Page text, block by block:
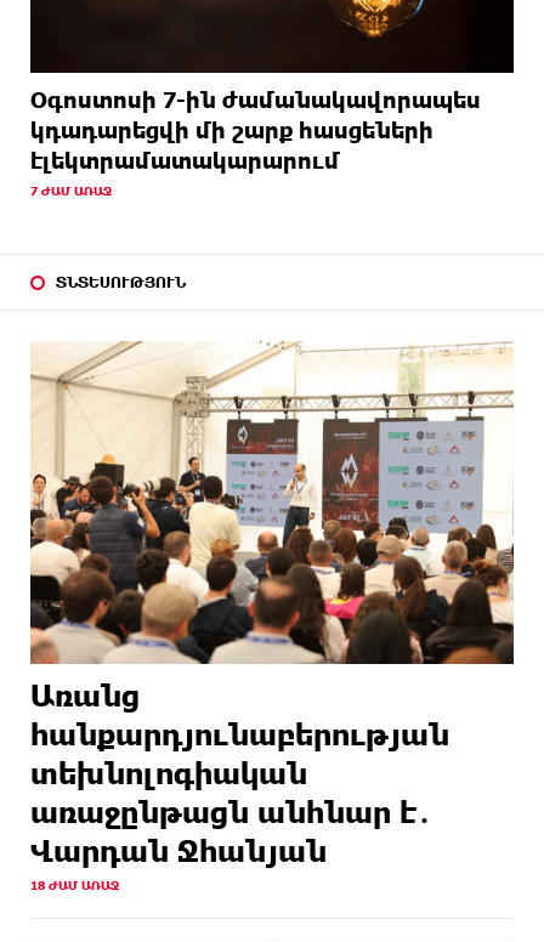
Օգոստոսի 7-ին ժամանակավորապես
կդադարեցվի մի շարք հասցեների
էլեկտրամատակարարում
7 ԺԱՄ ԱՌԱՋ
ՏՆՏԵՍՈՒԹՅՈՒՆ
Առանց
հանքարդյունաբերության
տեխնոլոգիական
առաջընթացն անհնար է․
Վարդան Ջհանյան
18 ԺԱՄ ԱՌԱՋ